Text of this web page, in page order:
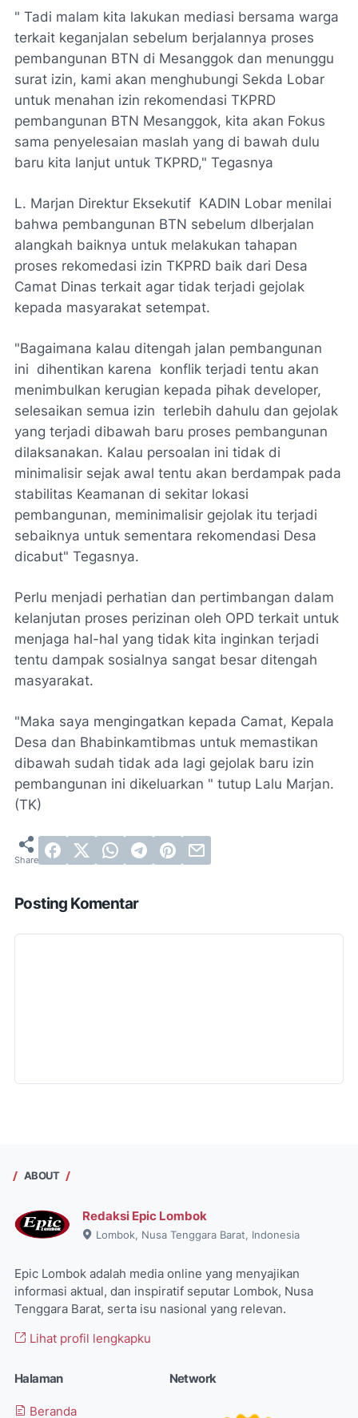
" Tadi malam kita lakukan mediasi bersama warga
terkait keganjalan sebelum berjalannya proses
pembangunan BTN di Mesanggok dan menunggu
surat izin, kami akan menghubungi Sekda Lobar
untuk menahan izin rekomendasi TKPRD
pembangunan BTN Mesanggok, kita akan Fokus
sama penyelesaian maslah yang di bawah dulu
baru kita lanjut untuk TKPRD," Tegasnya
L. Marjan Direktur Eksekutif KADIN Lobar menilai
bahwa pembangunan BTN sebelum dlberjalan
alangkah baiknya untuk melakukan tahapan
proses rekomedasi izin TKPRD baik dari Desa
Camat Dinas terkait agar tidak terjadi gejolak
kepada masyarakat setempat.
"Bagaimana kalau ditengah jalan pembangunan
ini dihentikan karena konflik terjadi tentu akan
menimbulkan kerugian kepada pihak developer,
selesaikan semua izin terlebih dahulu dan gejolak
yang terjadi dibawah baru proses pembangunan
dilaksanakan. Kalau persoalan ini tidak di
minimalisir sejak awal tentu akan berdampak pada
stabilitas Keamanan di sekitar lokasi
pembangunan, meminimalisir gejolak itu terjadi
sebaiknya untuk sementara rekomendasi Desa
dicabut" Tegasnya.
Perlu menjadi perhatian dan pertimbangan dalam
kelanjutan proses perizinan oleh OPD terkait untuk
menjaga hal-hal yang tidak kita inginkan terjadi
tentu dampak sosialnya sangat besar ditengah
masyarakat.
"Maka saya mengingatkan kepada Camat, Kepala
Desa dan Bhabinkamtibmas untuk memastikan
dibawah sudah tidak ada lagi gejolak baru izin
pembangunan ini dikeluarkan " tutup Lalu Marjan.
(TK)
Posting Komentar
ABOUT
Redaksi Epic Lombok
Lombok, Nusa Tenggara Barat, Indonesia
Epic Lombok adalah media online yang menyajikan
informasi aktual, dan inspiratif seputar Lombok, Nusa
Tenggara Barat, serta isu nasional yang relevan.
Lihat profil lengkapku
Halaman
Beranda
Network